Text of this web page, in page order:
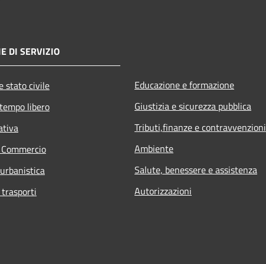
DI SERVIZIO
stato civile
libero
Educazione e formazione
Giustizia e sicurezza pubblica
Tributi,finanze e contravvenzioni
Ambiente
Salute, benessere e assistenza
Autorizzazioni